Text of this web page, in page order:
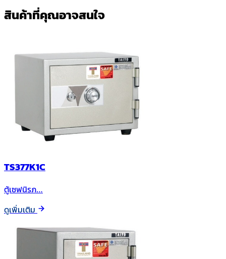
สินค้าที่คุณอาจสนใจ
TS377K1C
ตู้เซฟนิรภ…
ดูเพิ่มเติม